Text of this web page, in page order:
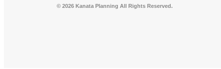
© 2026 Kanata Planning All Rights Reserved.